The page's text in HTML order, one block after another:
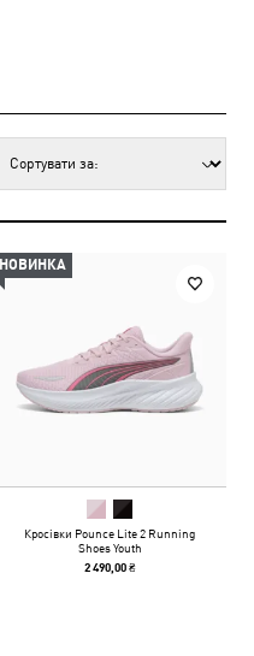
НОВИНКА
Кросівки Pounce Lite 2 Running
Shoes Youth
2 490,00 ₴